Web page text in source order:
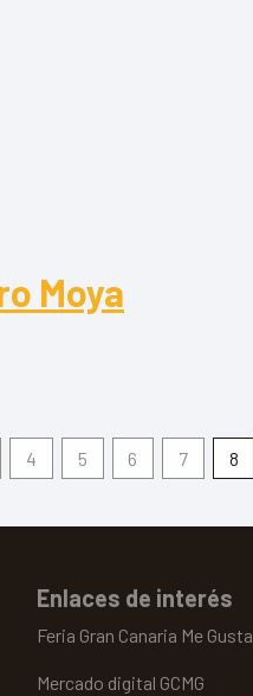
Moya
Moya
4 5 6 7 8
Enlaces de interés
Feria Gran Canaria Me Gusta
Mercado digital GCMG